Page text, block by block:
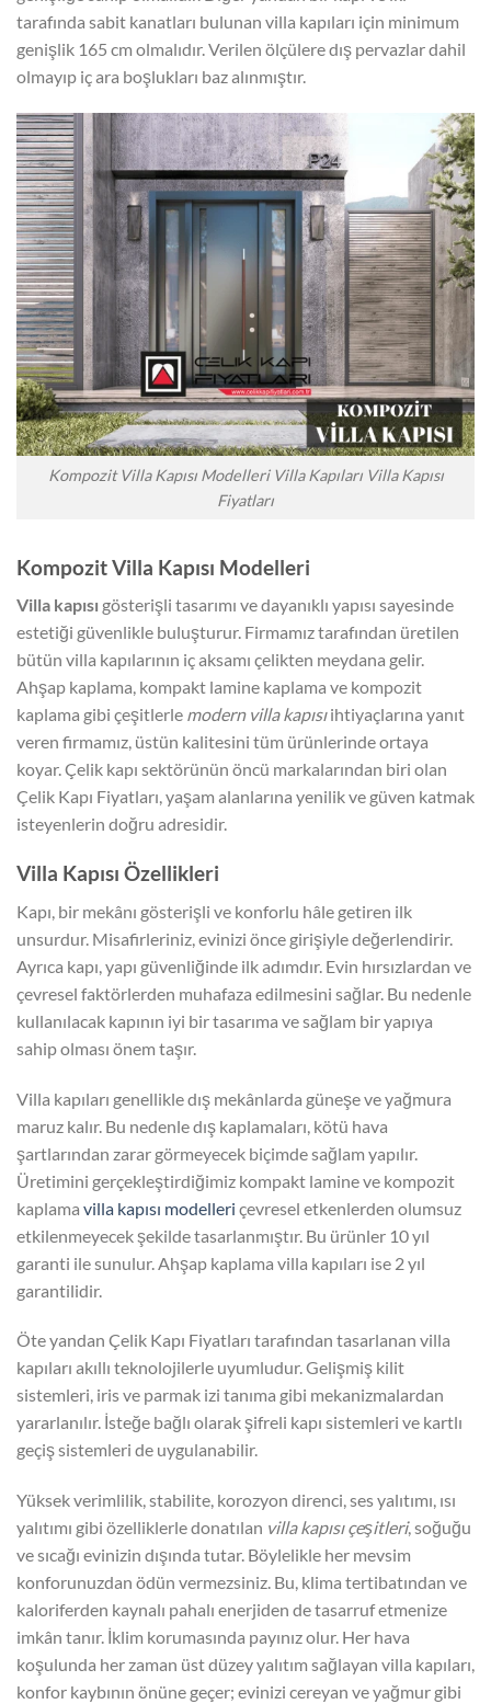
tarafında sabit kanatları bulunan villa kapıları için minimum
genişlik 165 cm olmalıdır. Verilen ölçülere dış pervazlar dahil
olmayıp iç ara boşlukları baz alınmıştır.
Kompozit Villa Kapısı Modelleri Villa Kapıları Villa Kapısı
Fiyatları
Kompozit Villa Kapısı Modelleri
Villa kapısı gösterişli tasarımı ve dayanıklı yapısı sayesinde
estetiği güvenlikle buluşturur. Firmamız tarafından üretilen
bütün villa kapılarının iç aksamı çelikten meydana gelir.
Ahşap kaplama, kompakt lamine kaplama ve kompozit
kaplama gibi çeşitlerle modern villa kapısıihtiyaçlarına yanıt
veren firmamız, üstün kalitesini tüm ürünlerinde ortaya
koyar. Çelik kapı sektörünün öncü markalarından biri olan
Çelik Kapı Fiyatları, yaşam alanlarına yenilik ve güven katmak
isteyenlerin doğru adresidir.
Villa Kapısı Özellikleri
Kapı, bir mekânı gösterişli ve konforlu hâle getiren ilk
unsurdur. Misafirleriniz, evinizi önce girişiyle değerlendirir.
Ayrıca kapı, yapı güvenliğinde ilk adımdır. Evin hırsızlardan ve
çevresel faktörlerden muhafaza edilmesini sağlar. Bu nedenle
kullanılacak kapının iyi bir tasarıma ve sağlam bir yapıya
sahip olması önem taşır.
Villa kapıları genellikle dış mekânlarda güneşe ve yağmura
maruz kalır. Bu nedenle dış kaplamaları, kötü hava
şartlarından zarar görmeyecek biçimde sağlam yapılır.
Üretimini gerçekleştirdiğimiz kompakt lamine ve kompozit
kaplama villa kapısı modelleri çevresel etkenlerden olumsuz
etkilenmeyecek şekilde tasarlanmıştır. Bu ürünler 10 yıl
garanti ile sunulur. Ahşap kaplama villa kapıları ise 2 yıl
garantilidir.
Öte yandan Çelik Kapı Fiyatları tarafından tasarlanan villa
kapıları akıllı teknolojilerle uyumludur. Gelişmiş kilit
sistemleri, iris ve parmak izi tanıma gibi mekanizmalardan
yararlanılır. İsteğe bağlı olarak şifreli kapı sistemleri ve kartlı
geçiş sistemleri de uygulanabilir.
Yüksek verimlilik, stabilite, korozyon direnci, ses yalıtımı, ısı
yalıtımı gibi özelliklerle donatılan villa kapısı çeşitleri, soğuğu
ve sıcağı evinizin dışında tutar. Böylelikle her mevsim
konforunuzdan ödün vermezsiniz. Bu, klima tertibatından ve
kaloriferden kaynalı pahalı enerjiden de tasarruf etmenize
imkân tanır. İklim korumasında payınız olur. Her hava
koşulunda her zaman üst düzey yalıtım sağlayan villa kapıları,
konfor kaybının önüne geçer; evinizi cereyan ve yağmur gibi